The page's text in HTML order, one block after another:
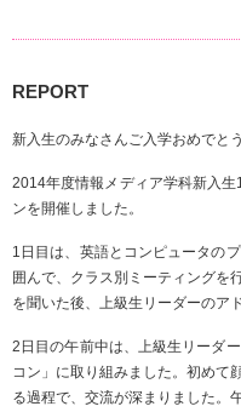
REPORT
新入生のみなさんご入学おめでと
2014年度情報メディア学科新入
ンを開催しました。
1日目は、英語とコンピュータの
囲んで、クラス別ミーティングを
を聞いた後、上級生リーダーのア
2日目の午前中は、上級生リーダ
コン」に取り組みました。初めて
る過程で、交流が深まりました。